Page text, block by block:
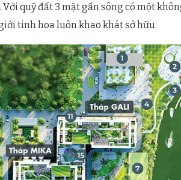
quỹ đất 3 mặt gần sông có một
tinh hoa luôn khao khát sở hữu.